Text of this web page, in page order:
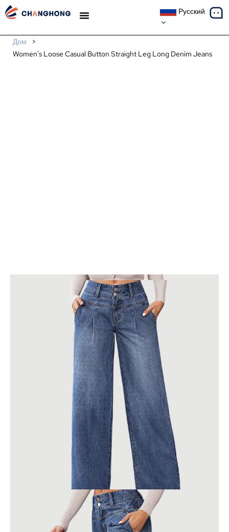
Русский
Дом
>
Women's Loose Casual Button Straight Leg Long Denim Jeans